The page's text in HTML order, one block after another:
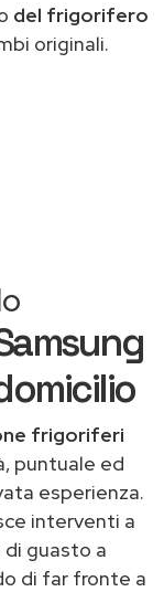
del frigorifero
originali.
frigoriferi
puntuale ed
esperienza.
interventi a
guasto a
di far fronte a